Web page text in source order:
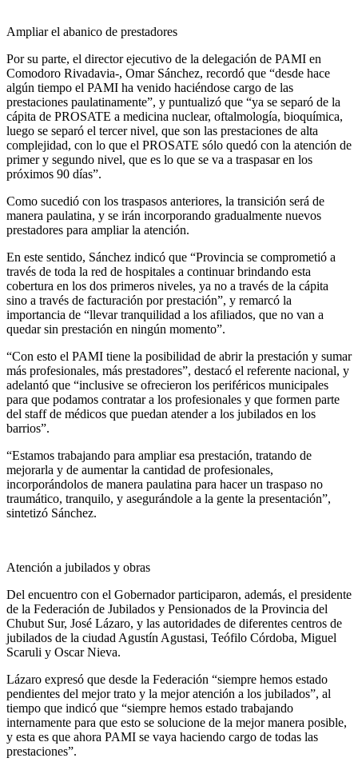
Ampliar el abanico de prestadores
Por su parte, el director ejecutivo de la delegación de PAMI en
Comodoro Rivadavia-, Omar Sánchez, recordó que “desde hace
algún tiempo el PAMI ha venido haciéndose cargo de las
prestaciones paulatinamente”, y puntualizó que “ya se separó de la
cápita de PROSATE a medicina nuclear, oftalmología, bioquímica,
luego se separó el tercer nivel, que son las prestaciones de alta
complejidad, con lo que el PROSATE sólo quedó con la atención de
primer y segundo nivel, que es lo que se va a traspasar en los
próximos 90 días”.
Como sucedió con los traspasos anteriores, la transición será de
manera paulatina, y se irán incorporando gradualmente nuevos
prestadores para ampliar la atención.
En este sentido, Sánchez indicó que “Provincia se comprometió a
través de toda la red de hospitales a continuar brindando esta
cobertura en los dos primeros niveles, ya no a través de la cápita
sino a través de facturación por prestación”, y remarcó la
importancia de “llevar tranquilidad a los afiliados, que no van a
quedar sin prestación en ningún momento”.
“Con esto el PAMI tiene la posibilidad de abrir la prestación y sumar
más profesionales, más prestadores”, destacó el referente nacional, y
adelantó que “inclusive se ofrecieron los periféricos municipales
para que podamos contratar a los profesionales y que formen parte
del staff de médicos que puedan atender a los jubilados en los
barrios”.
“Estamos trabajando para ampliar esa prestación, tratando de
mejorarla y de aumentar la cantidad de profesionales,
incorporándolos de manera paulatina para hacer un traspaso no
traumático, tranquilo, y asegurándole a la gente la presentación”,
sintetizó Sánchez.
Atención a jubilados y obras
Del encuentro con el Gobernador participaron, además, el presidente
de la Federación de Jubilados y Pensionados de la Provincia del
Chubut Sur, José Lázaro, y las autoridades de diferentes centros de
jubilados de la ciudad Agustín Agustasi, Teófilo Córdoba, Miguel
Scaruli y Oscar Nieva.
Lázaro expresó que desde la Federación “siempre hemos estado
pendientes del mejor trato y la mejor atención a los jubilados”, al
tiempo que indicó que “siempre hemos estado trabajando
internamente para que esto se solucione de la mejor manera posible,
y esta es que ahora PAMI se vaya haciendo cargo de todas las
prestaciones”.